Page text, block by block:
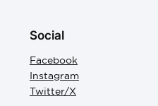
Social
Facebook
Instagram
Twitter/X